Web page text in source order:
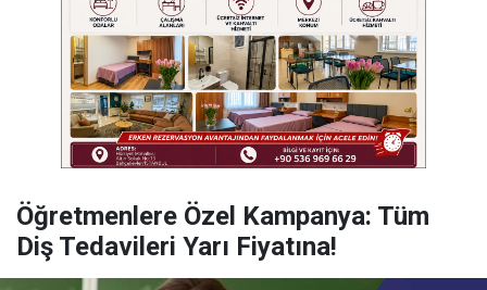
Öğretmenlere Özel Kampanya: Tüm
Diş Tedavileri Yarı Fiyatına!